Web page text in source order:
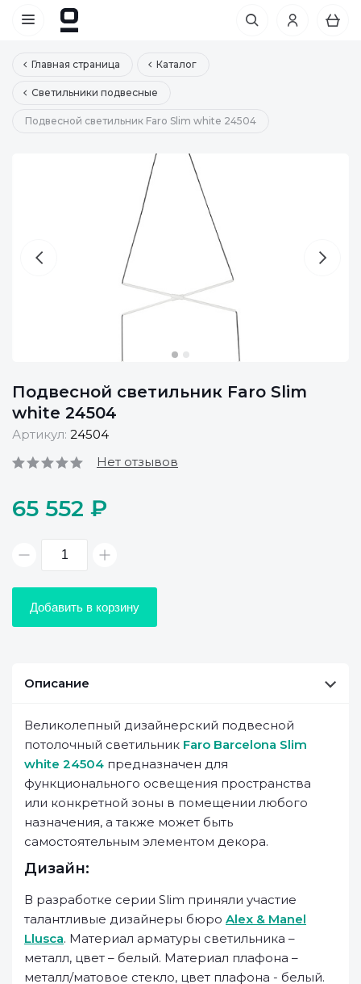
Главная страница Каталог
Светильники подвесные
Подвесной светильник Faro Slim white 24504
Подвесной светильник Faro Slim
white 24504
Артикул: 24504
Нет отзывов
65 552 ₽
Добавить в корзину
Описание
Великолепный дизайнерский подвесной
потолочный светильник Faro Barcelona Slim
white 24504 предназначен для
функционального освещения пространства
или конкретной зоны в помещении любого
назначения, а также может быть
самостоятельным элементом декора.
Дизайн:
В разработке серии Slim приняли участие
талантливые дизайнеры бюро Alex & Manel
Llusca. Материал арматуры светильника –
металл, цвет – белый. Материал плафона –
металл/матовое стекло, цвет плафона - белый.